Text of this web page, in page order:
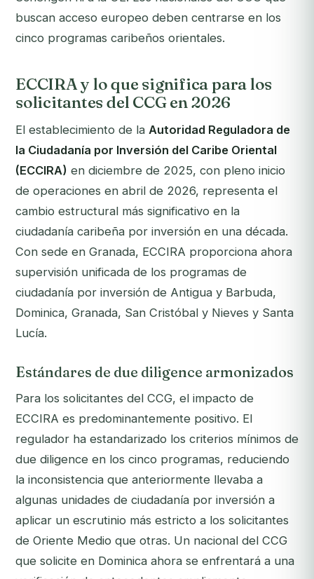
buscan acceso europeo deben centrarse en los
cinco programas caribeños orientales.
ECCIRA y lo que significa para los
solicitantes del CCG en 2026
El establecimiento de la Autoridad Reguladora de
la Ciudadanía por Inversión del Caribe Oriental
(ECCIRA) en diciembre de 2025, con pleno inicio
de operaciones en abril de 2026, representa el
cambio estructural más significativo en la
ciudadanía caribeña por inversión en una década.
Con sede en Granada, ECCIRA proporciona ahora
supervisión unificada de los programas de
ciudadanía por inversión de Antigua y Barbuda,
Dominica, Granada, San Cristóbal y Nieves y Santa
Lucía.
Estándares de due diligence armonizados
Para los solicitantes del CCG, el impacto de
ECCIRA es predominantemente positivo. El
regulador ha estandarizado los criterios mínimos de
due diligence en los cinco programas, reduciendo
la inconsistencia que anteriormente llevaba a
algunas unidades de ciudadanía por inversión a
aplicar un escrutinio más estricto a los solicitantes
de Oriente Medio que otras. Un nacional del CCG
que solicite en Dominica ahora se enfrentará a una